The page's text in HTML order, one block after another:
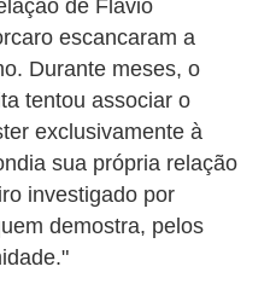
de Flávio
escancaram a
Durante meses, o
tentou associar o
exclusivamente à
sua própria relação
investigado por
demostra, pelos